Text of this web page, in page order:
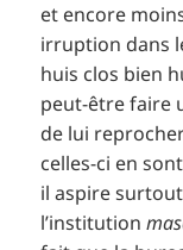
et encore
irruption dans
huis clos bien
peut-être faire
de lui
celles-ci en
il aspire
l’institution